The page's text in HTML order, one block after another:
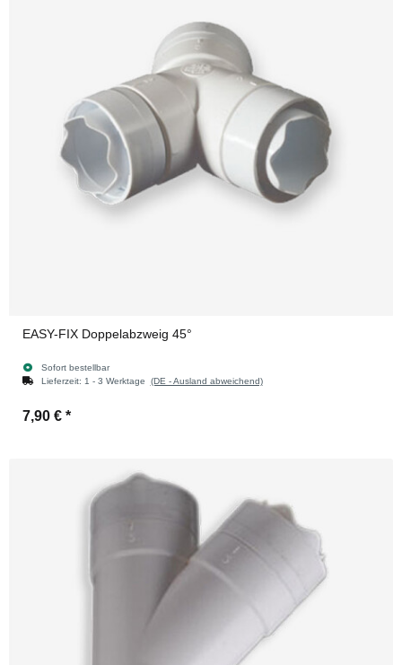
EASY-FIX Doppelabzweig 45°
Sofort bestellbar
Lieferzeit: 1 - 3 Werktage (DE - Ausland abweichend)
7,90 € *